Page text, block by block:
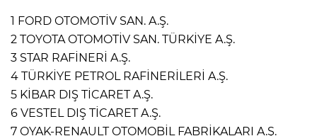
1 FORD OTOMOTİV SAN. A.Ş.
2 TOYOTA OTOMOTİV SAN. TÜRKİYE A.Ş.
3 STAR RAFİNERİ A.Ş.
4 TÜRKİYE PETROL RAFİNERİLERİ A.Ş.
5 KİBAR DIŞ TİCARET A.Ş.
6 VESTEL DIŞ TİCARET A.Ş.
7 OYAK-RENAULT OTOMOBİL FABRİKALARI A.Ş.